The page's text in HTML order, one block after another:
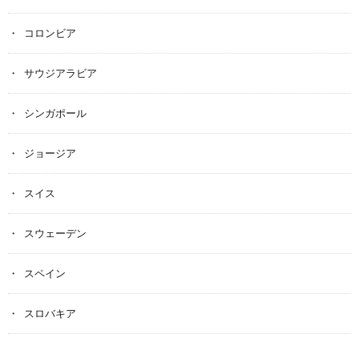
コロンビア
サウジアラビア
シンガポール
ジョージア
スイス
スウェーデン
スペイン
スロバキア